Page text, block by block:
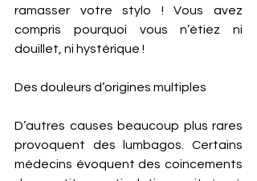
ramasser votre stylo ! Vous avez
compris pourquoi vous n’étiez ni
douillet, ni hystérique !
Des douleurs d’origines multiples
D’autres causes beaucoup plus rares
provoquent des lumbagos. Certains
médecins évoquent des coincements